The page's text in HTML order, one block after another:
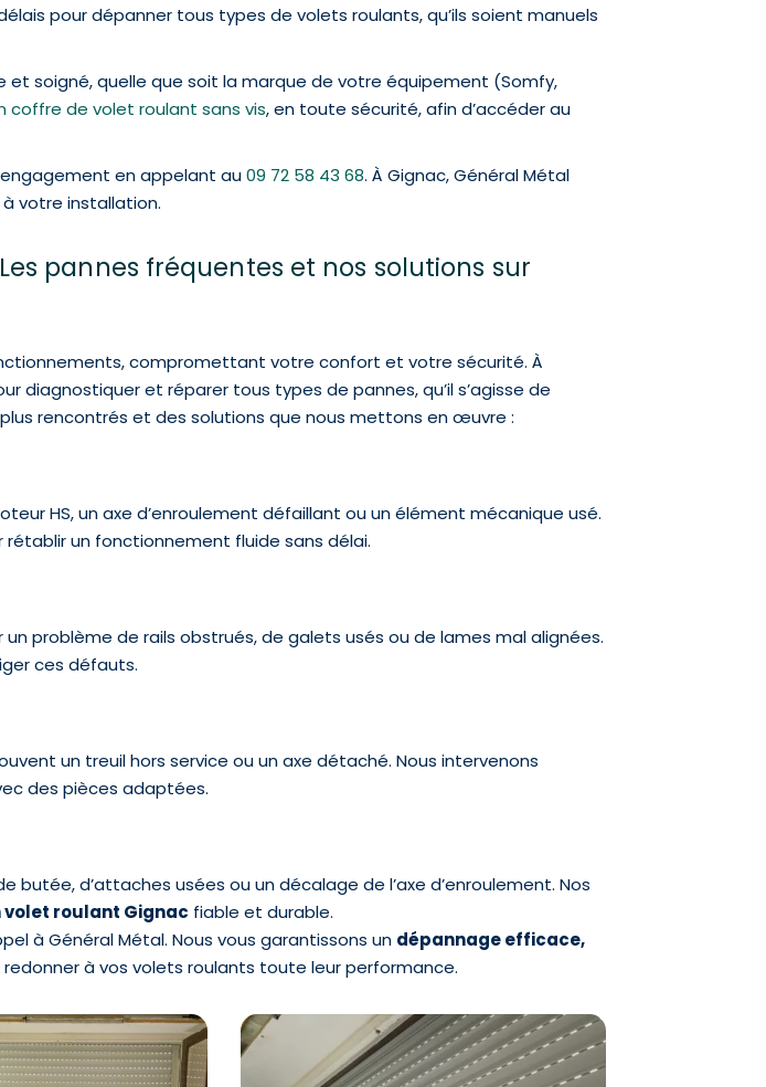
pour dépanner tous types de volets roulants, qu’ils soient manuels
soigné, quelle que soit la marque de votre équipement (Somfy,
coffre de volet roulant sans vis, en toute sécurité, afin d’accéder au
en appelant au09 72 58 43 68. À Gignac, Général Métal
votre installation.
pannes fréquentes et nos solutions sur
compromettant votre confort et votre sécurité. À
diagnostiquer et réparer tous types de pannes, qu’il s’agisse de
rencontrés et des solutions que nous mettons en œuvre :
HS, un axe d’enroulement défaillant ou un élément mécanique usé.
un fonctionnement fluide sans délai.
problème de rails obstrués, de galets usés ou de lames mal alignées.
ces défauts.
un treuil hors service ou un axe détaché. Nous intervenons
des pièces adaptées.
butée, d’attaches usées ou un décalage de l’axe d’enroulement. Nos
roulant Gignac fiable et durable.
à Général Métal. Nous vous garantissons un dépannage efficace,
à vos volets roulants toute leur performance.